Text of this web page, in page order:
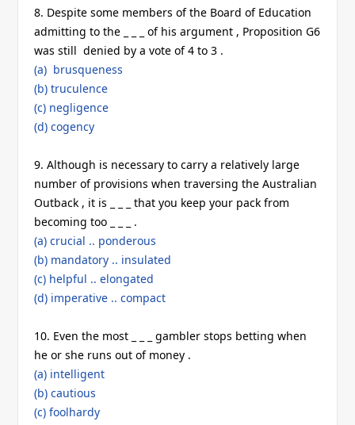
8. Despite some members of the Board of Education
admitting to the _ _ _ of his argument , Proposition G6
was still denied by a vote of 4 to 3 .
(a) brusqueness
(b) truculence
(c) negligence
(d) cogency
9. Although is necessary to carry a relatively large
number of provisions when traversing the Australian
Outback , it is _ _ _ that you keep your pack from
becoming too _ _ _ .
(a) crucial .. ponderous
(b) mandatory .. insulated
(c) helpful .. elongated
(d) imperative .. compact
10. Even the most _ _ _ gambler stops betting when
he or she runs out of money .
(a) intelligent
(b) cautious
(c) foolhardy